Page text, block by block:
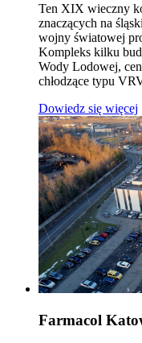
Ten XIX wieczny
znaczących na
wojny światowej
Kompleks kilku
Wody Lodowej,
chłodzące typu
Dowiedz się więcej
Farmacol